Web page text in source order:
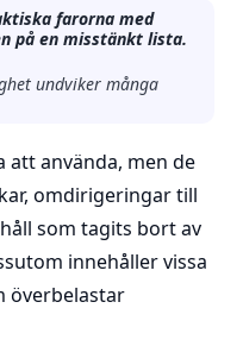
farorna med
på en misstänkt lista.
undviker många
att använda, men de
omdirigeringar till
som tagits bort av
innehåller vissa
överbelastar